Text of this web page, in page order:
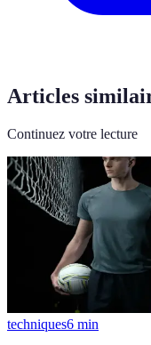
Articles
Continuez votre lecture
techniques6 min